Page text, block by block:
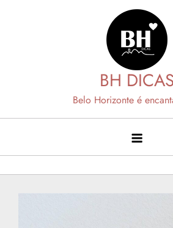
BH DICAS
Belo Horizonte é